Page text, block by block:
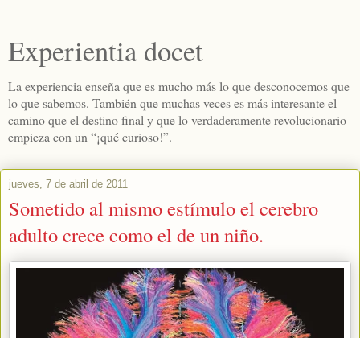
Experientia docet
La experiencia enseña que es mucho más lo que desconocemos que
lo que sabemos. También que muchas veces es más interesante el
camino que el destino final y que lo verdaderamente revolucionario
empieza con un “¡qué curioso!”.
jueves, 7 de abril de 2011
Sometido al mismo estímulo el cerebro
adulto crece como el de un niño.